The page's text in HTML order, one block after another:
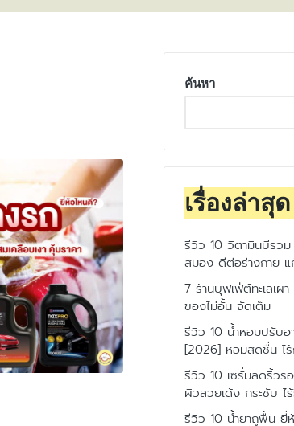
ค้นหา
เรื่องล่าสุด
รีวิว 10 วิตามินบีรว
สมอง ดีต่อร่างกาย
7 ร้านบุฟเฟ่ต์ทะเลเ
ของไม่อั้น จัดเต็ม
รีวิว 10 น้ำหอมปรับอ
[2026] หอมสดชื่น ไ
รีวิว 10 เซรั่มลดริ้ว
ผิวสวยเด้ง กระชับ ไ
รีวิว 10 น้ำยาถูพื้น ยี่